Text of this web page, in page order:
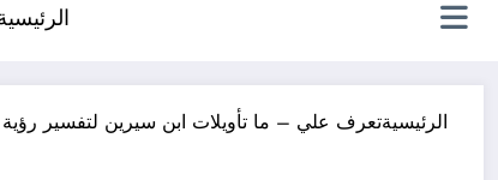
الرئيسيةتعرف علي – ما تأويلات ابن سيرين لتفسير رؤية